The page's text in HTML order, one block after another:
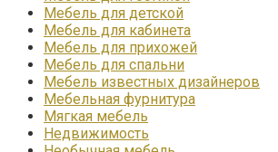
Мебель для детской
Мебель для кабинета
Мебель для прихожей
Мебель для спальни
Мебель известных дизайнеров
Мебельная фурнитура
Мягкая мебель
Недвижимость